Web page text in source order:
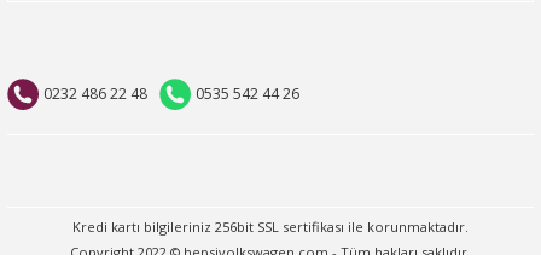
0232 486 22 48 0535 542 44 26
Kredi kartı bilgileriniz 256bit SSL sertifikası ile korunmaktadır.